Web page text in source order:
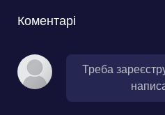
Коментарі
Треба